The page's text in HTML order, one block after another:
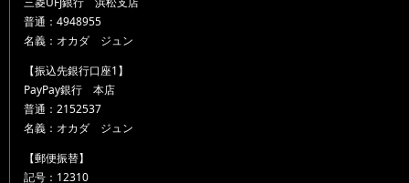
普通：4948955
名義：オカダ ジュン
【振込先銀行口座1】
PayPay銀行 本店
普通：2152537
名義：オカダ ジュン
【郵便振替】
記号：12310